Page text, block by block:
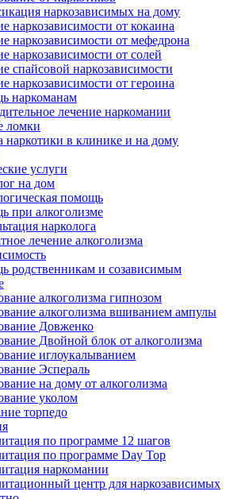
наркозависимых на дому
наркозависимости от кокаина
наркозависимости от мефедрона
наркозависимости от солей
спайсовой наркозависимости
наркозависимости от героина
наркоманам
лечение наркомании
ломки
наркотики в клинике и на дому
услуги
на дом
помощь
при алкоголизме
нарколога
лечение алкоголизма
родственникам и созависимым
алкоголизма гипнозом
алкоголизма вшиванием ампулы
Довженко
Двойной блок от алкоголизма
иглоукалыванием
Эспераль
на дому от алкоголизма
уколом
торпедо
по программе 12 шагов
по программе Day Top
наркомании
центр для наркозависимых